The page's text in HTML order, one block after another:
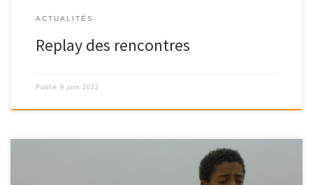
ACTUALITÉS
Replay des rencontres
Publié 9 juin 2022